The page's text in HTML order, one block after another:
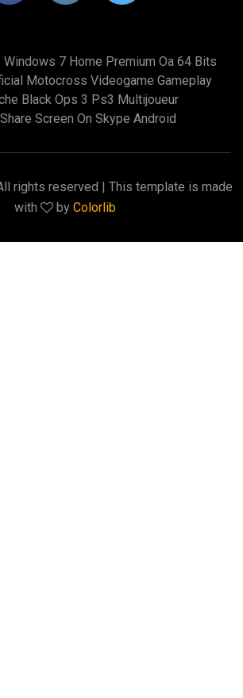
7 Home Premium Oa 64 Bits
Motocross Videogame Gameplay
Black Ops 3 Ps3 Multijoueur
Screen On Skype Android
rights reserved | This template is made
with
by Colorlib